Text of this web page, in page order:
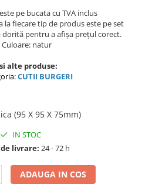
pe bucata cu TVA inclus
la fiecare tip de produs este pe set
dorită pentru a afișa prețul corect.
Culoare: natur
alte produse:
CUTII BURGERI
(95 X 95 X 75mm)
IN STOC
livrare: 24 - 72 h
ADAUGA IN COS